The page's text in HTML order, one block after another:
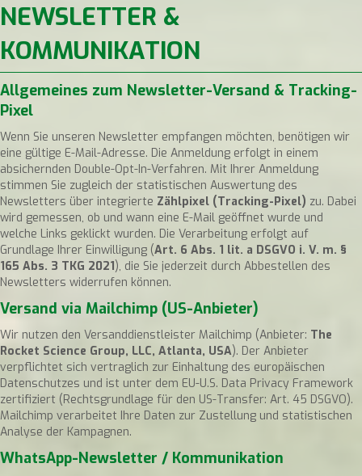
NEWSLETTER &
KOMMUNIKATION
Allgemeines zum Newsletter-Versand & Tracking-
Pixel
Wenn Sie unseren Newsletter empfangen möchten, benötigen wir
eine gültige E-Mail-Adresse. Die Anmeldung erfolgt in einem
absichernden Double-Opt-In-Verfahren. Mit Ihrer Anmeldung
stimmen Sie zugleich der statistischen Auswertung des
Newsletters über integrierte Zählpixel (Tracking-Pixel) zu. Dabei
wird gemessen, ob und wann eine E-Mail geöffnet wurde und
welche Links geklickt wurden. Die Verarbeitung erfolgt auf
Grundlage Ihrer Einwilligung (Art. 6 Abs. 1 lit. a DSGVO i. V. m. §
165 Abs. 3 TKG 2021), die Sie jederzeit durch Abbestellen des
Newsletters widerrufen können.
Versand via Mailchimp (US-Anbieter)
Wir nutzen den Versanddienstleister Mailchimp (Anbieter: The
Rocket Science Group, LLC, Atlanta, USA). Der Anbieter
verpflichtet sich vertraglich zur Einhaltung des europäischen
Datenschutzes und ist unter dem EU-U.S. Data Privacy Framework
zertifiziert (Rechtsgrundlage für den US-Transfer: Art. 45 DSGVO).
Mailchimp verarbeitet Ihre Daten zur Zustellung und statistischen
Analyse der Kampagnen.
WhatsApp-Newsletter / Kommunikation